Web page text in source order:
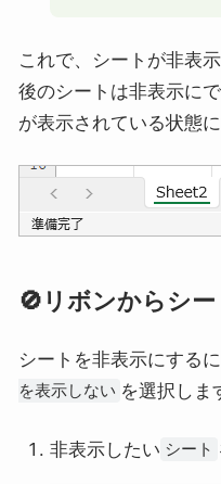
これで、シートが非表
後のシートは非表示に
が表示されている状態
🚫リボンからシ
シートを非表示にする
を表示しない を選択しま
非表示したい シート